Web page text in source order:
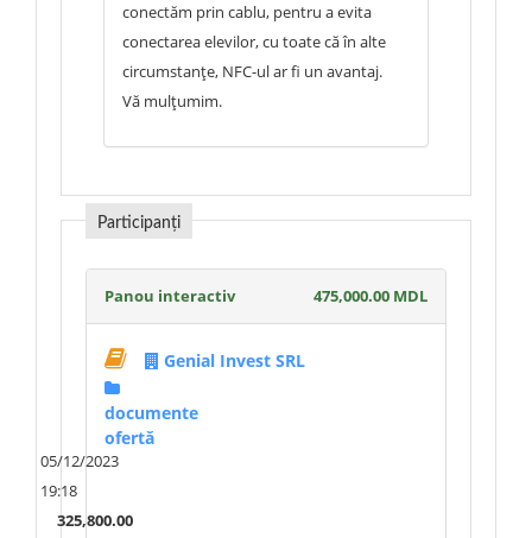
conectăm prin cablu, pentru a evita
conectarea elevilor, cu toate că în alte
circumstanțe, NFC-ul ar fi un avantaj.
Vă mulțumim.
Participanți
Panou interactiv 475,000.00 MDL
Genial Invest SRL
documente
ofertă
05/12/2023
19:18
325,800.00